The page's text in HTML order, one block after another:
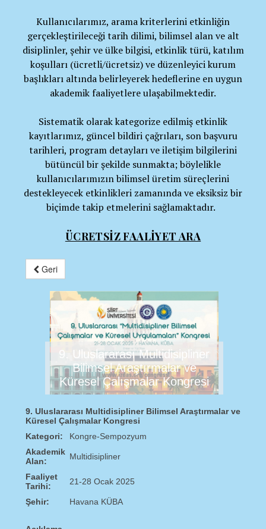
Kullanıcılarımız, arama kriterlerini etkinliğin
gerçekleştirileceği tarih dilimi, bilimsel alan ve alt
disiplinler, şehir ve ülke bilgisi, etkinlik türü, katılım
koşulları (ücretli/ücretsiz) ve düzenleyici kurum
başlıkları altında belirleyerek hedeflerine en uygun
akademik faaliyetlere ulaşabilmektedir.
Sistematik olarak kategorize edilmiş etkinlik
kayıtlarımız, güncel bildiri çağrıları, son başvuru
tarihleri, program detayları ve iletişim bilgilerini
bütüncül bir şekilde sunmakta; böylelikle
kullanıcılarımızın bilimsel üretim süreçlerini
destekleyecek etkinlikleri zamanında ve eksiksiz bir
biçimde takip etmelerini sağlamaktadır.
ÜCRETSİZ FAALİYET ARA
Geri
9. Uluslararası Multidisipliner
Bilimsel Araştırmalar ve
Küresel Çalışmalar Kongresi
9. Uluslararası Multidisipliner Bilimsel Araştırmalar ve
Küresel Çalışmalar Kongresi
Kategori:
Kongre-Sempozyum
Akademik
Alan:
Multidisipliner
Faaliyet
Tarihi:
21-28 Ocak 2025
Şehir: Havana KÜBA